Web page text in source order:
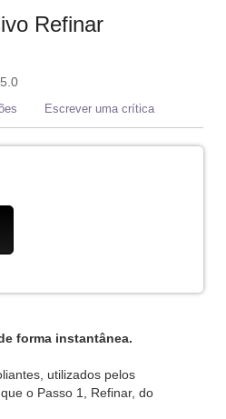
Refinar
5.0
Escrever uma crítica
forma instantânea.
utilizados pelos
o Passo 1, Refinar, do